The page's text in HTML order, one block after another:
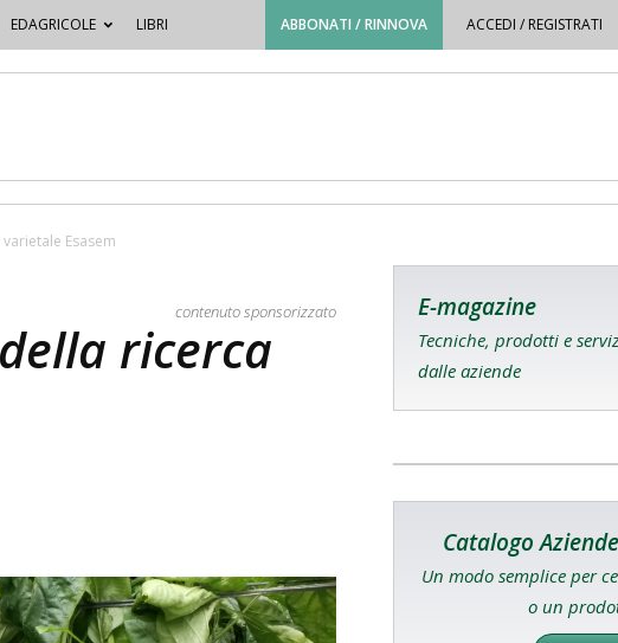
EDAGRICOLE LIBRI ABBONATI / RINNOVA ACCEDI / REGISTRATI
Esasem
contenuto sponsorizzato
ricerca
E-magazine
Tecniche, prodotti e
dalle aziende
Catalogo
Un modo semplice per
o un